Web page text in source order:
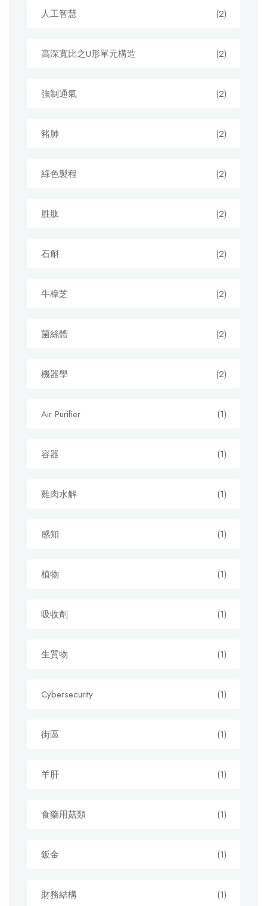
人工智慧 (2)
高深寬比之U形單元構造 (2)
強制通氣 (2)
豬肺 (2)
綠色製程 (2)
胜肽 (2)
石斛 (2)
牛樟芝 (2)
菌絲體 (2)
機器學 (2)
Air Purifier (1)
容器 (1)
雞肉水解 (1)
感知 (1)
植物 (1)
吸收劑 (1)
生質物 (1)
Cybersecurity (1)
街區 (1)
羊肝 (1)
食藥用菇類 (1)
鈑金 (1)
財務結構 (1)